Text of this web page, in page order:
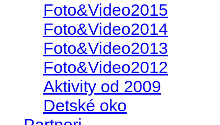
Foto&Video2015
Foto&Video2014
Foto&Video2013
Foto&Video2012
Aktivity od 2009
Detské oko